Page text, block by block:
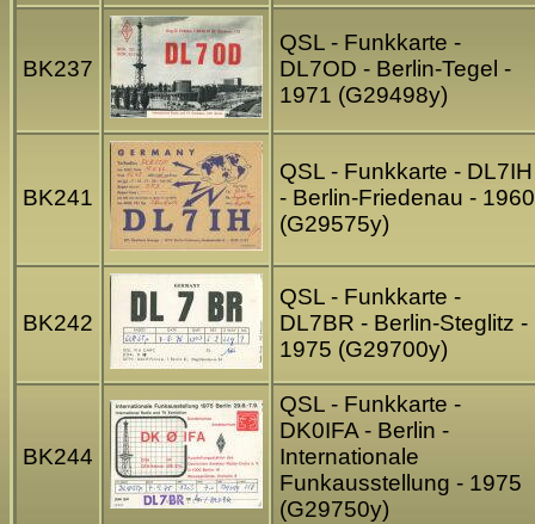
BK237
QSL - Funkkarte -
DL7OD - Berlin-Tegel -
1971 (G29498y)
BK241
QSL - Funkkarte - DL7IH
- Berlin-Friedenau - 1960
(G29575y)
BK242
QSL - Funkkarte -
DL7BR - Berlin-Steglitz -
1975 (G29700y)
BK244
QSL - Funkkarte -
DK0IFA - Berlin -
Internationale
Funkausstellung - 1975
(G29750y)